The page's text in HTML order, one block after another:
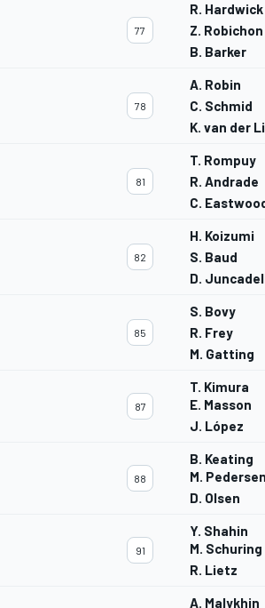
77
R. Hardwick
Z. Robichon
B. Barker
78
A. Robin
C. Schmid
K. van der
81
T. Rompuy
R. Andrade
C.
82
H. Koizumi
S. Baud
D.
85
S. Bovy
R. Frey
M. Gatting
87
T. Kimura
E. Masson
J. López
88
B. Keating
M. Pedersen
D. Olsen
91
Y. Shahin
M. Schuring
R. Lietz
A. Malykhin